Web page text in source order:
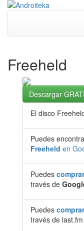
Freeheld
Descargar
El disco
Puedes
Freeheld en
Puedes
través de
Puedes
través de last.fm